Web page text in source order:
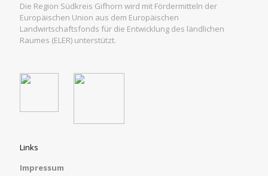
Die Region Südkreis Gifhorn wird mit Fördermitteln der
Europäischen Union aus dem Europäischen
Landwirtschaftsfonds für die Entwicklung des ländlichen
Raumes (ELER) unterstützt.
Links
Impressum